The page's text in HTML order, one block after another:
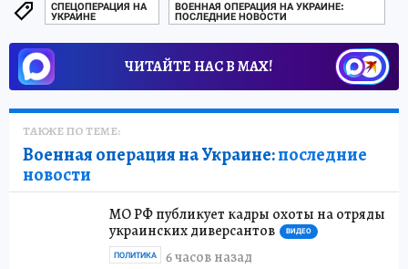
СПЕЦОПЕРАЦИЯ НА
УКРАИНЕ
ВОЕННАЯ ОПЕРАЦИЯ НА УКРАИНЕ:
ПОСЛЕДНИЕ НОВОСТИ
ЧИТАЙТЕ НАС В МАХ!
ТАКЖЕ ПО ТЕМЕ:
Военная операция на Украине:последние
новости
МО РФ публикует кадры охоты на отряды
украинских диверсантов
ВИДЕО
6 часов назад
ПОЛИТИКА